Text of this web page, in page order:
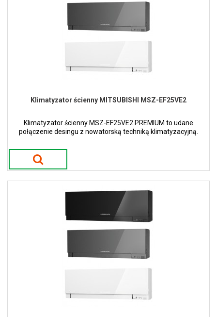
Klimatyzator ścienny MITSUBISHI MSZ-EF25VE2
Klimatyzator ścienny MSZ-EF25VE2 PREMIUM to udane
połączenie desingu z nowatorską techniką klimatyzacyjną.